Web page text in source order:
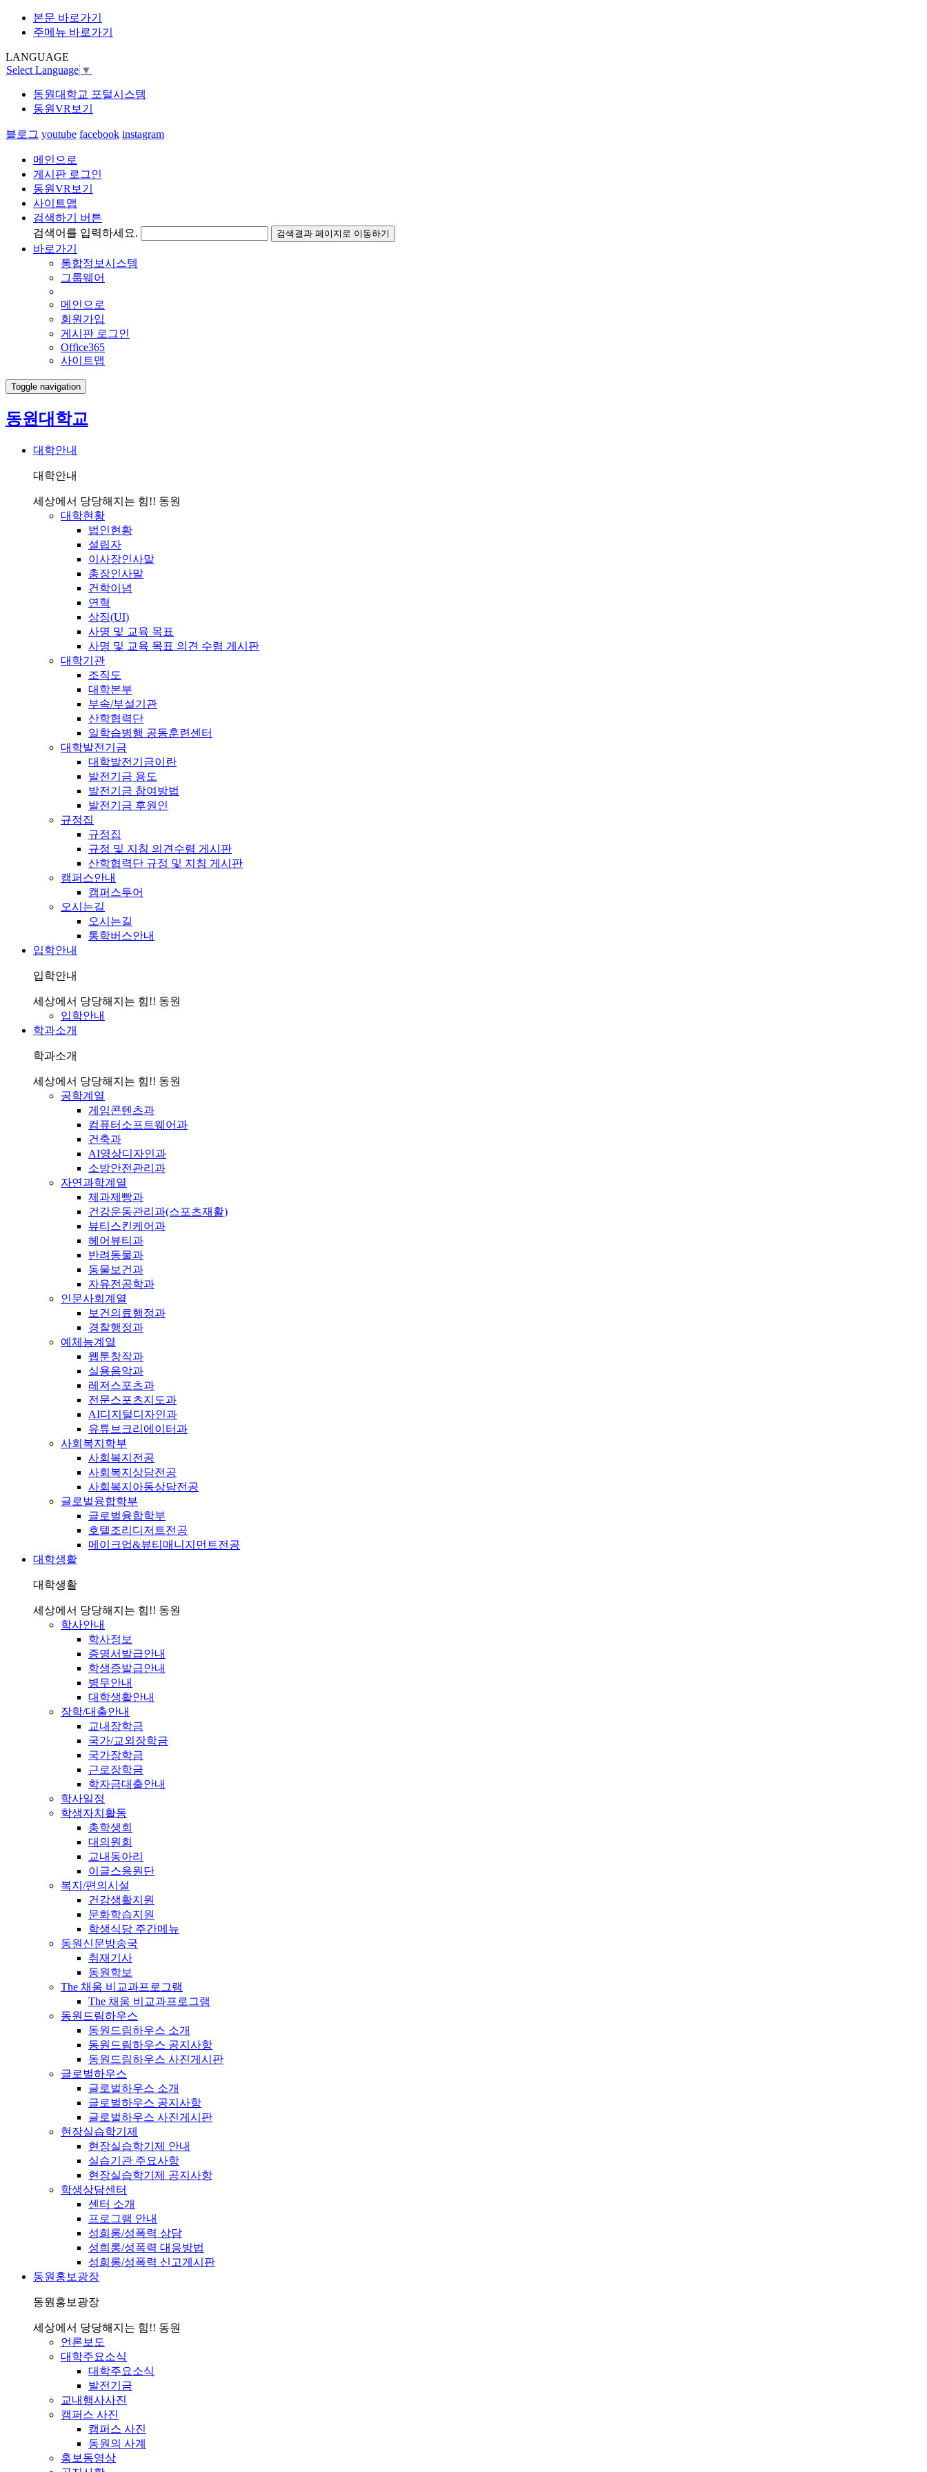
본문 바로가기
주메뉴 바로가기
LANGUAGE
Select Language ▼
동원대학교 포털시스템
동원VR보기
블로그 youtube facebook instagram
메인으로
게시판 로그인
동원VR보기
사이트맵
검색하기 버튼
검색어를 입력하세요.
검색결과 페이지로 이동하기
바로가기
통합정보시스템
그룹웨어
메인으로
회원가입
게시판 로그인
Office365
사이트맵
Toggle navigation
동원대학교
대학안내
대학안내
세상에서 당당해지는 힘!! 동원
대학현황
법인현황
설립자
이사장인사말
총장인사말
건학이념
연혁
상징(UI)
사명 및 교육 목표
사명 및 교육 목표 의견 수렴 게시판
대학기관
조직도
대학본부
부속/부설기관
산학협력단
일학습병행 공동훈련센터
대학발전기금
대학발전기금이란
발전기금 용도
발전기금 참여방법
발전기금 후원인
규정집
규정집
규정 및 지침 의견수렴 게시판
산학협력단 규정 및 지침 게시판
캠퍼스안내
캠퍼스투어
오시는길
오시는길
통학버스안내
입학안내
입학안내
세상에서 당당해지는 힘!! 동원
입학안내
학과소개
학과소개
세상에서 당당해지는 힘!! 동원
공학계열
게임콘텐츠과
컴퓨터소프트웨어과
건축과
AI영상디자인과
소방안전관리과
자연과학계열
제과제빵과
건강운동관리과(스포츠재활)
뷰티스킨케어과
헤어뷰티과
반려동물과
동물보건과
자유전공학과
인문사회계열
보건의료행정과
경찰행정과
예체능계열
웹툰창작과
실용음악과
레저스포츠과
전문스포츠지도과
AI디지털디자인과
유튜브크리에이터과
사회복지학부
사회복지전공
사회복지상담전공
사회복지아동상담전공
글로벌융합학부
글로벌융합학부
호텔조리디저트전공
메이크업&뷰티매니지먼트전공
대학생활
대학생활
세상에서 당당해지는 힘!! 동원
학사안내
학사정보
증명서발급안내
학생증발급안내
병무안내
대학생활안내
장학/대출안내
교내장학금
국가/교외장학금
국가장학금
근로장학금
학자금대출안내
학사일정
학생자치활동
총학생회
대의원회
교내동아리
이글스응원단
복지/편의시설
건강생활지원
문화학습지원
학생식당 주간메뉴
동원신문방송국
취재기사
동원학보
The 채움 비교과프로그램
The 채움 비교과프로그램
동원드림하우스
동원드림하우스 소개
동원드림하우스 공지사항
동원드림하우스 사진게시판
글로벌하우스
글로벌하우스 소개
글로벌하우스 공지사항
글로벌하우스 사진게시판
현장실습학기제
현장실습학기제 안내
실습기관 주요사항
현장실습학기제 공지사항
학생상담센터
센터 소개
프로그램 안내
성희롱/성폭력 상담
성희롱/성폭력 대응방법
성희롱/성폭력 신고게시판
동원홍보광장
동원홍보광장
세상에서 당당해지는 힘!! 동원
언론보도
대학주요소식
대학주요소식
발전기금
교내행사사진
캠퍼스 사진
캠퍼스 사진
동원의 사계
홍보동영상